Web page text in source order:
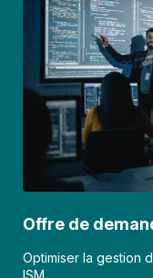
Offre de
Optimiser la gestion
ISM